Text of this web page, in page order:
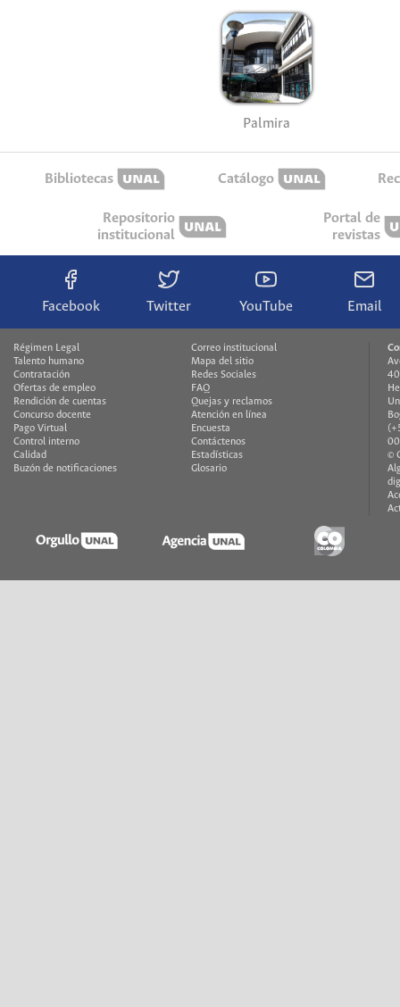
Palmira
Bibliotecas Catálogo
Repositorio
institucional
Portal de
revistas
Facebook Twitter YouTube Email
Régimen Legal
Talento humano
Contratación
Ofertas de empleo
Rendición de cuentas
Concurso docente
Pago Virtual
Control interno
Calidad
Buzón de notificaciones
Correo institucional
Mapa del sitio
Redes Sociales
FAQ
Quejas y reclamos
Atención en línea
Encuesta
Contáctenos
Estadísticas
Glosario
©